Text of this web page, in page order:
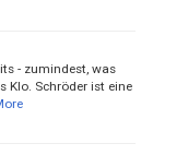
- zumindest, was
Klo. Schröder ist eine